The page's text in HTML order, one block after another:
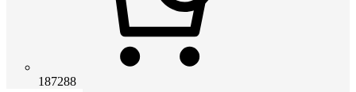
187288